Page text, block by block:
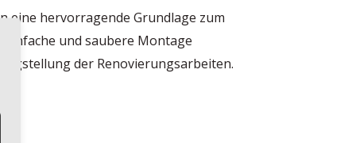
eine hervorragende Grundlage zum
und saubere Montage
der Renovierungsarbeiten.